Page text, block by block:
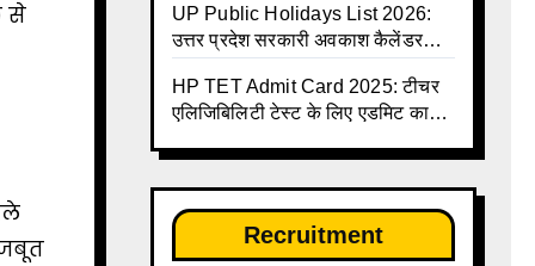
से
UP Public Holidays List 2026:
उत्तर प्रदेश सरकारी अवकाश कैलेंडर
डाउनलोड करें | Up Avkash Talika |
up government avkash talika |
Sarkari Avkash Talika | Up
Calendar
HP TET Admit Card 2025: टीचर
एलिजिबिलिटी टेस्ट के लिए एडमिट कार्ड
Recruitment